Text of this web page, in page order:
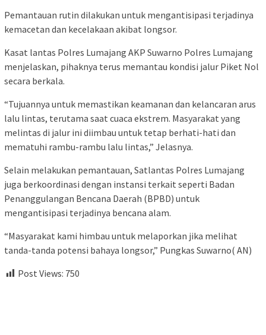
Pemantauan rutin dilakukan untuk mengantisipasi terjadinya
kemacetan dan kecelakaan akibat longsor.
Kasat lantas Polres Lumajang AKP Suwarno Polres Lumajang
menjelaskan, pihaknya terus memantau kondisi jalur Piket Nol
secara berkala.
“Tujuannya untuk memastikan keamanan dan kelancaran arus
lalu lintas, terutama saat cuaca ekstrem. Masyarakat yang
melintas di jalur ini diimbau untuk tetap berhati-hati dan
mematuhi rambu-rambu lalu lintas,” Jelasnya.
Selain melakukan pemantauan, Satlantas Polres Lumajang
juga berkoordinasi dengan instansi terkait seperti Badan
Penanggulangan Bencana Daerah (BPBD) untuk
mengantisipasi terjadinya bencana alam.
“Masyarakat kami himbau untuk melaporkan jika melihat
tanda-tanda potensi bahaya longsor,” Pungkas Suwarno( AN)
Post Views: 750